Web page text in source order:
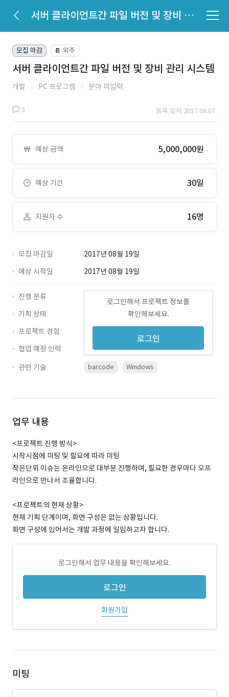
서버 클라이언트간 파일 버전 및 장비 관리 시스템
모집 마감 📔 외주
서버 클라이언트간 파일 버전 및 장비 관리 시스템
개발 PC 프로그램 분야 미입력
3 등록 일자 2017.08.07.
예상 금액 5,000,000원
예상 기간 30일
지원자 수 16명
모집 마감일
2017년 08월 19일
예상 시작일
2017년 08월 19일
로그인해서 프로젝트 정보를
확인해보세요.
로그인
진행 분류
기획 상태
프로젝트 경험
협업 예정 인력
관련 기술
barcode Windows
업무 내용
<프로젝트 진행 방식>
시작시점에 미팅 및 필요에 따라 미팅
작은단위 이슈는 온라인으로 대부분 진행하며, 필요한 경우마다 오프
라인으로 만나서 조율합니다.
<프로젝트의 현재 상황>
현재 기획 단계이며, 화면 구성은 없는 상황입니다.
화면 구성에 있어서는 개발 과정에 일임하고자 합니다.
로그인해서 업무 내용을 확인해보세요.
로그인
회원가입
미팅